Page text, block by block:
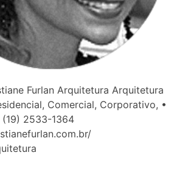
Arquitetura Arquitetura
Comercial, Corporativo, •
(19) 2533-1364